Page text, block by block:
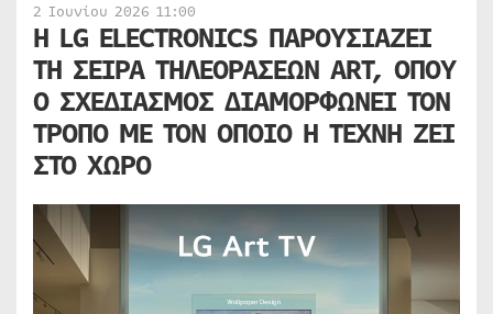
2 Ιουνίου 2026 11:00
Η LG ELECTRONICS ΠΑΡΟΥΣΙΑΖΕΙ
ΤΗ ΣΕΙΡΑ ΤΗΛΕΟΡΑΣΕΩΝ ART, ΟΠΟΥ
Ο ΣΧΕΔΙΑΣΜΟΣ ΔΙΑΜΟΡΦΩΝΕΙ ΤΟΝ
ΤΡΟΠΟ ΜΕ ΤΟΝ ΟΠΟΙΟ Η ΤΕΧΝΗ ΖΕΙ
ΣΤΟ ΧΩΡΟ